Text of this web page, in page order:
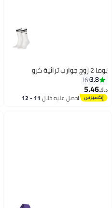
2
بوما 2 زوج جوارب تراثية كرو
3.8
6
د.ك‏5.46
احصل عليه خلال 11 - 12